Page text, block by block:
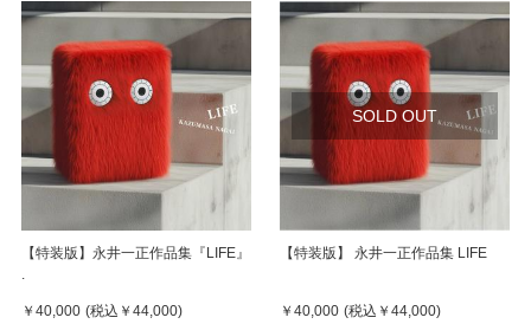
【特装版】永井一正作品集『LIFE』
￥40,000 (税込 ￥44,000)
SOLD OUT
【特装版】 永井一正作品集 LIFE
￥40,000 (税込 ￥44,000)